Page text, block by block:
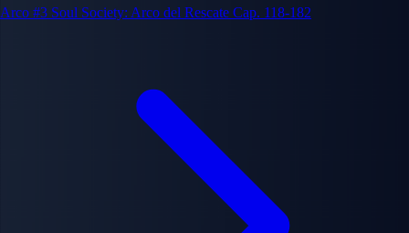
Arco #3 Soul Society: Arco del Rescate Cap. 118-182